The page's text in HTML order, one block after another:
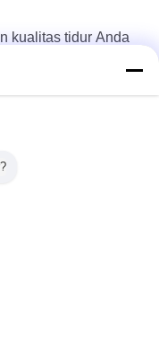
kualitas tidur Anda
dengan menyediakan
kami berharap
yang lebih baik!
Semi & Kasur